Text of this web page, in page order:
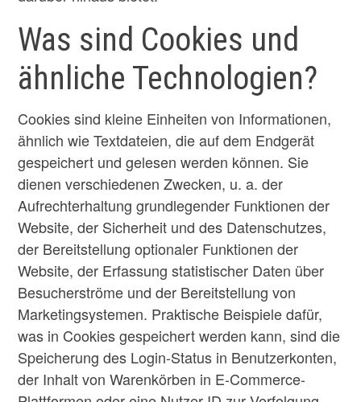
Was sind Cookies und
ähnliche Technologien?
Cookies sind kleine Einheiten von Informationen,
ähnlich wie Textdateien, die auf dem Endgerät
gespeichert und gelesen werden können. Sie
dienen verschiedenen Zwecken, u. a. der
Aufrechterhaltung grundlegender Funktionen der
Website, der Sicherheit und des Datenschutzes,
der Bereitstellung optionaler Funktionen der
Website, der Erfassung statistischer Daten über
Besucherströme und der Bereitstellung von
Marketingsystemen. Praktische Beispiele dafür,
was in Cookies gespeichert werden kann, sind die
Speicherung des Login-Status in Benutzerkonten,
der Inhalt von Warenkörben in E-Commerce-